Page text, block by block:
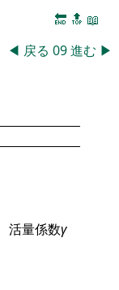
🔚 🔝 📖
◀ 戻る 09進む ▶
活量係数γ